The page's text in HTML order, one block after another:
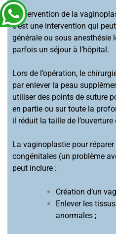
L’intervention de la
c’est une intervention qui
générale ou sous anesthésie
parfois un séjour à l’hôpital.
Lors de l’opération, le
par enlever la peau
utiliser des points de suture
en partie ou sur toute la
il réduit la taille de l’ouverture
La vaginoplastie pour
congénitales (un problème
peut inclure :
Création d’un
Enlever les
anormales ;